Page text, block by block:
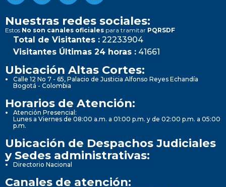
Nuestras redes sociales:
Estos No son canales oficiales para tramitar PQRSDF
Total de Visitantes : 22233904
Visitantes Últimas 24 horas : 41661
Ubicación Altas Cortes:
Calle 12 No 7 - 65, Palacio de Justicia Alfonso Reyes Echandía
Bogotá - Colombia
Horarios de Atención:
Atención Presencial:
Lunes a Viernes de 08:00 a.m. a 01:00 p.m. y de 02:00 p.m. a 05:00
p.m.
Ubicación de Despachos Judiciales
y Sedes administrativas:
Directorio Nacional
Canales de atención: